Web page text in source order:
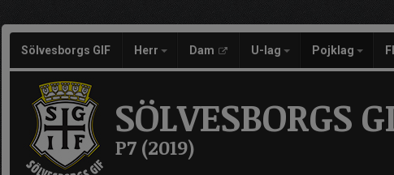
Sölvesborgs GIF Herr Dam U-lag Pojklag
SÖLVESBORGS
P7 (2019)